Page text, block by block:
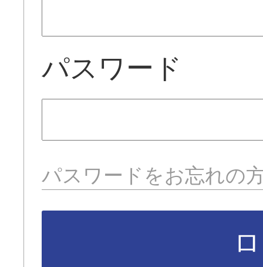
パスワード
パスワードをお忘れの